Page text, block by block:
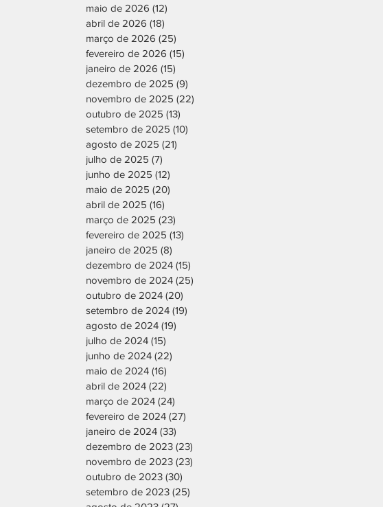
maio de 2026 (12)
abril de 2026 (18)
março de 2026 (25)
fevereiro de 2026 (15)
janeiro de 2026 (15)
dezembro de 2025 (9)
novembro de 2025 (22)
outubro de 2025 (13)
setembro de 2025 (10)
agosto de 2025 (21)
julho de 2025 (7)
junho de 2025 (12)
maio de 2025 (20)
abril de 2025 (16)
março de 2025 (23)
fevereiro de 2025 (13)
janeiro de 2025 (8)
dezembro de 2024 (15)
novembro de 2024 (25)
outubro de 2024 (20)
setembro de 2024 (19)
agosto de 2024 (19)
julho de 2024 (15)
junho de 2024 (22)
maio de 2024 (16)
abril de 2024 (22)
março de 2024 (24)
fevereiro de 2024 (27)
janeiro de 2024 (33)
dezembro de 2023 (23)
novembro de 2023 (23)
outubro de 2023 (30)
setembro de 2023 (25)